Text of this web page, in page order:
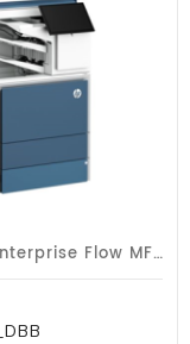
HP LaserJet Enterprise Flow MFP X677z/A4/52ppm/dp/r-Wf/G1a